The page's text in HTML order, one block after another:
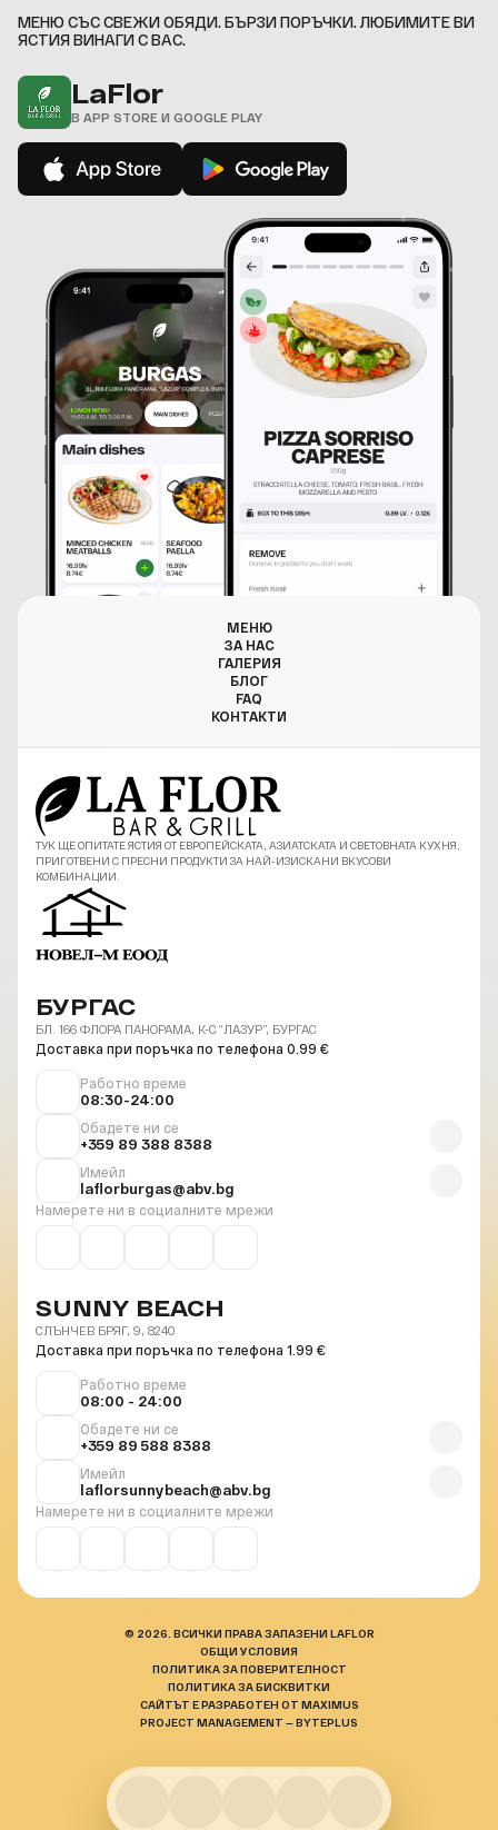
МЕНЮ СЪС СВЕЖИ ОБЯДИ. БЪРЗИ ПОРЪЧКИ. ЛЮБИМИТЕ ВИ
ЯСТИЯ ВИНАГИ С ВАС.
LaFlor
В APP STORE И GOOGLE PLAY
МЕНЮ
ЗА НАС
ГАЛЕРИЯ
БЛОГ
FAQ
КОНТАКТИ
ТУК ЩЕ ОПИТАТЕ ЯСТИЯ ОТ ЕВРОПЕЙСКАТА, АЗИАТСКАТА И СВЕТОВНАТА КУХНЯ,
ПРИГОТВЕНИ С ПРЕСНИ ПРОДУКТИ ЗА НАЙ-ИЗИСКАНИ ВКУСОВИ
КОМБИНАЦИИ.
БУРГАС
БЛ. 166 ФЛОРА ПАНОРАМА, К-С “ЛАЗУР”, БУРГАС
Доставка при поръчка по телефона 0.99 €
Работно време
08:30-24:00
Обадете ни се
+359 89 388 8388
Имейл
laflorburgas@abv.bg
Намерете ни в социалните мрежи
SUNNY BEACH
СЛЪНЧЕВ БРЯГ, 9, 8240
Доставка при поръчка по телефона 1.99 €
Работно време
08:00 - 24:00
Обадете ни се
+359 89 588 8388
Имейл
laflorsunnybeach@abv.bg
Намерете ни в социалните мрежи
© 2026. ВСИЧКИ ПРАВА ЗАПАЗЕНИ LAFLOR
ОБЩИ УСЛОВИЯ
ПОЛИТИКА ЗА ПОВЕРИТЕЛНОСТ
ПОЛИТИКА ЗА БИСКВИТКИ
САЙТЪТ Е РАЗРАБОТЕН ОТ MAXIMUS
PROJECT MANAGEMENT — BYTEPLUS